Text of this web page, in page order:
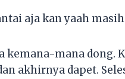
aja kan yaah
kemana-mana dong.
akhirnya dapet.